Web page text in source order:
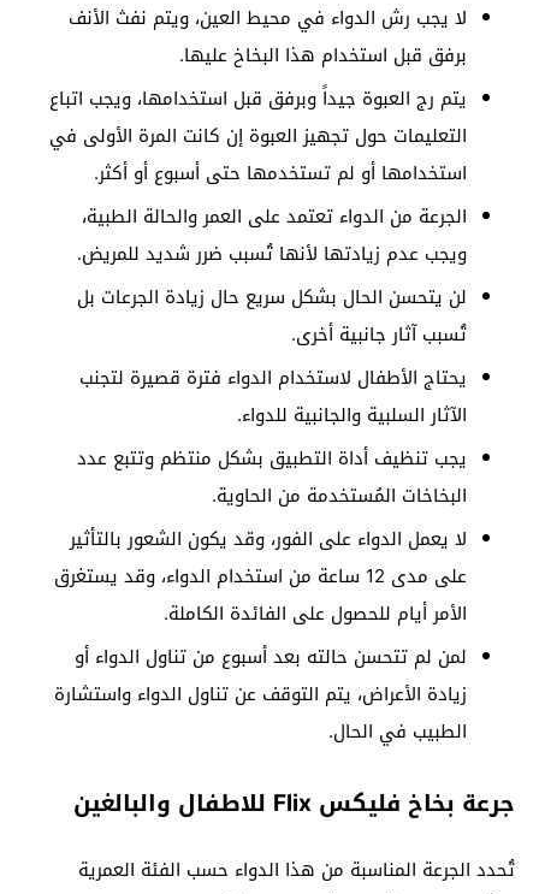
لا يجب رش الدواء في محيط العين، ويتم نفث الأنف
برفق قبل استخدام هذا البخاخ عليها.
يتم رج العبوة جيداً وبرفق قبل استخدامها، ويجب اتباع
التعليمات حول تجهيز العبوة إن كانت المرة الأولى في
استخدامها أو لم تستخدمها حتى أسبوع أو أكثر.
الجرعة من الدواء تعتمد على العمر والحالة الطبية،
ويجب عدم زيادتها لأنها تُسبب ضرر شديد للمريض.
لن يتحسن الحال بشكل سريع حال زيادة الجرعات بل
تُسبب آثار جانبية أخرى.
يحتاج الأطفال لاستخدام الدواء فترة قصيرة لتجنب
الآثار السلبية والجانبية للدواء.
يجب تنظيف أداة التطبيق بشكل منتظم وتتبع عدد
البخاخات المُستخدمة من الحاوية.
لا يعمل الدواء على الفور، وقد يكون الشعور بالتأثير
على مدى 12 ساعة من استخدام الدواء، وقد يستغرق
الأمر أيام للحصول على الفائدة الكاملة.
لمن لم تتحسن حالته بعد أسبوع من تناول الدواء أو
زيادة الأعراض، يتم التوقف عن تناول الدواء واستشارة
الطبيب في الحال.
جرعة بخاخ فليكس Flix للاطفال والبالغين
تُحدد الجرعة المناسبة من هذا الدواء حسب الفئة العمرية